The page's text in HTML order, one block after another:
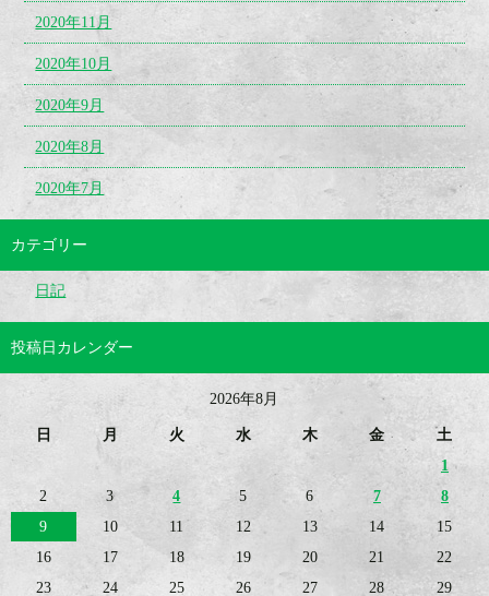
2020年11月
2020年10月
2020年9月
2020年8月
2020年7月
カテゴリー
日記
投稿日カレンダー
2026年8月
日 月 火 水 木 金
土
1
2
3 4 5 6 7
8
9
10 11 12 13 14
15
16
17 18 19 20 21
22
23
24 25 26 27 28 29